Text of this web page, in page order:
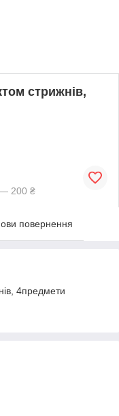
стрижнів,
— 200 ₴
повернення
4предмети